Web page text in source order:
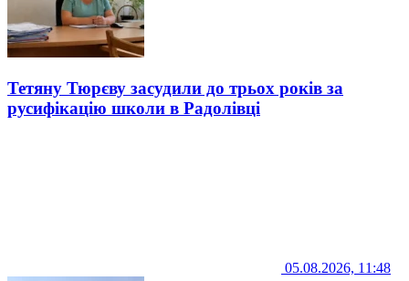
Тетяну Тюрєву засудили до трьох років за
русифікацію школи в Радолівці
05.08.2026, 11:48